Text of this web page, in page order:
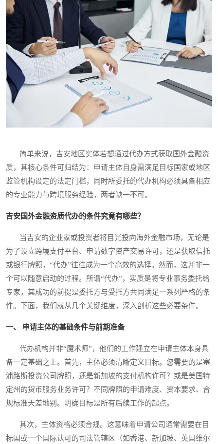
简单来说，吉安地区实体若想通过代办方式获取国外金融资
质，其核心条件可归结为：申请主体自身需满足目标国家或地区
监管机构设定的法定门槛，同时所委托的代办机构必须具备相应
的专业能力与跨境服务经验，两者缺一不可。
吉安国外金融资质代办的条件究竟有哪些？
当吉安的企业家或投资者将目光投向海外金融市场，无论是
为了设立跨境支付平台、申请数字资产交易许可，还是获取信托
或银行牌照，“代办”往往成为一个高效的选择。然而，这并非一
个可以随意启动的过程。所谓“代办”，实质是将专业事务委托给
专家，其成功的前提是委托方与受托方共同满足一系列严格的条
件。下面，我们就从几个关键维度，深入剖析这些必要条件。
一、 申请主体的基础条件与前期准备
代办机构并非“魔术师”，他们的工作建立在申请主体本身具
备一定基础之上。首先，主体必须清晰定义目标。您需要的是塞
浦路斯投资公司牌照，还是新加坡的支付机构许可？或是美国特
定州的货币服务业务许可？不同牌照的申请难度、资本要求、合
规标准天差地别。明确目标是所有后续工作的起点。
其次，主体资格必须合规。这意味着申请公司通常需要在目
标国或一个国际认可的司法管辖区（如香港、新加坡、英国维尔